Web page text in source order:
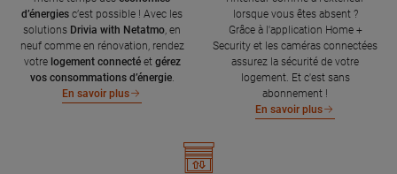
d’énergies c’est possible ! Avec les
solutions Drivia with Netatmo , en
neuf comme en rénovation, rendez
votre logement connecté et gérez
vos consommations d’énergie.
En savoir plus
lorsque vous êtes absent ?
Grâce à l'application Home +
Security et les caméras connectées
assurez la sécurité de votre
logement. Et c'est sans
abonnement !
En savoir plus